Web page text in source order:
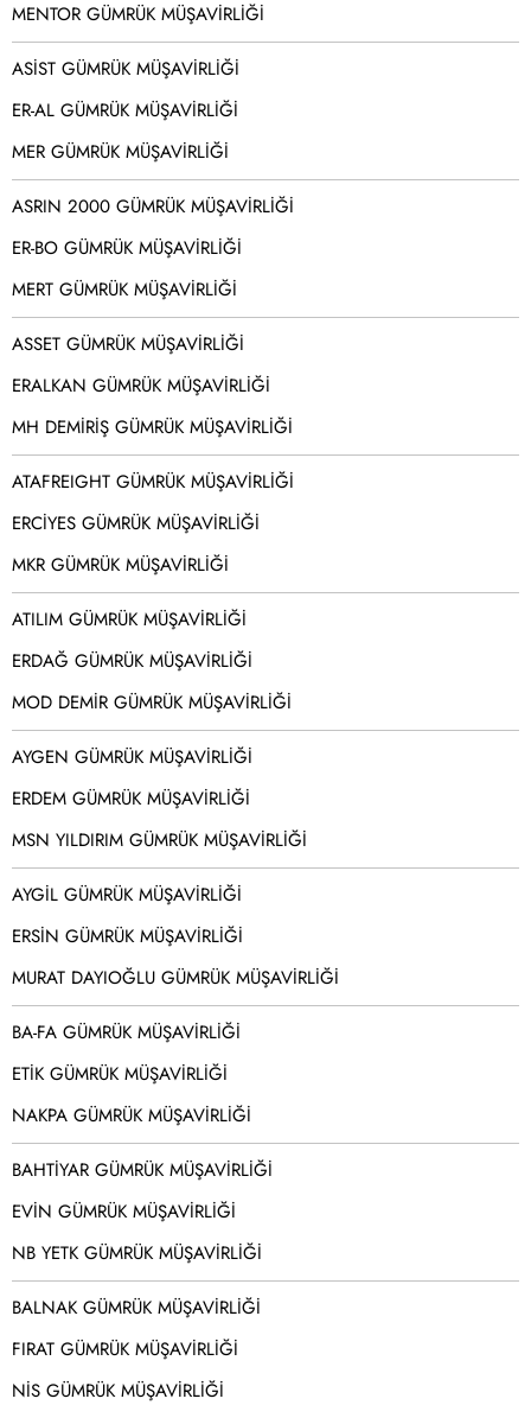
MENTOR GÜMRÜK MÜŞAVİRLİĞİ
ASİST GÜMRÜK MÜŞAVİRLİĞİ
ER-AL GÜMRÜK MÜŞAVİRLİĞİ
MER GÜMRÜK MÜŞAVİRLİĞİ
ASRIN 2000 GÜMRÜK MÜŞAVİRLİĞİ
ER-BO GÜMRÜK MÜŞAVİRLİĞİ
MERT GÜMRÜK MÜŞAVİRLİĞİ
ASSET GÜMRÜK MÜŞAVİRLİĞİ
ERALKAN GÜMRÜK MÜŞAVİRLİĞİ
MH DEMİRİŞ GÜMRÜK MÜŞAVİRLİĞİ
ATAFREIGHT GÜMRÜK MÜŞAVİRLİĞİ
ERCİYES GÜMRÜK MÜŞAVİRLİĞİ
MKR GÜMRÜK MÜŞAVİRLİĞİ
ATILIM GÜMRÜK MÜŞAVİRLİĞİ
ERDAĞ GÜMRÜK MÜŞAVİRLİĞİ
MOD DEMİR GÜMRÜK MÜŞAVİRLİĞİ
AYGEN GÜMRÜK MÜŞAVİRLİĞİ
ERDEM GÜMRÜK MÜŞAVİRLİĞİ
MSN YILDIRIM GÜMRÜK MÜŞAVİRLİĞİ
AYGİL GÜMRÜK MÜŞAVİRLİĞİ
ERSİN GÜMRÜK MÜŞAVİRLİĞİ
MURAT DAYIOĞLU GÜMRÜK MÜŞAVİRLİĞİ
BA-FA GÜMRÜK MÜŞAVİRLİĞİ
ETİK GÜMRÜK MÜŞAVİRLİĞİ
NAKPA GÜMRÜK MÜŞAVİRLİĞİ
BAHTİYAR GÜMRÜK MÜŞAVİRLİĞİ
EVİN GÜMRÜK MÜŞAVİRLİĞİ
NB YETK GÜMRÜK MÜŞAVİRLİĞİ
BALNAK GÜMRÜK MÜŞAVİRLİĞİ
FIRAT GÜMRÜK MÜŞAVİRLİĞİ
NİS GÜMRÜK MÜŞAVİRLİĞİ